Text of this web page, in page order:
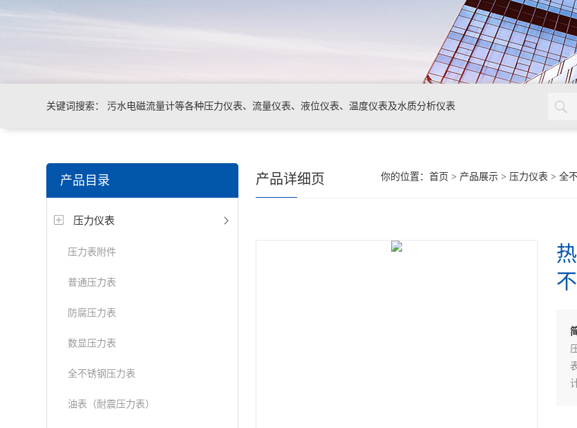
关键词搜索： 污水电磁流量计等各种压力仪表、流量仪表、液位仪表、温度仪表及水质分析仪表
产品目录
压力仪表
压力表附件
普通压力表
防腐压力表
数显压力表
全不锈钢压力表
油表（耐震压力表）
你的位置：首页 > 产品展示 > 压力仪表 >全
产品详细页